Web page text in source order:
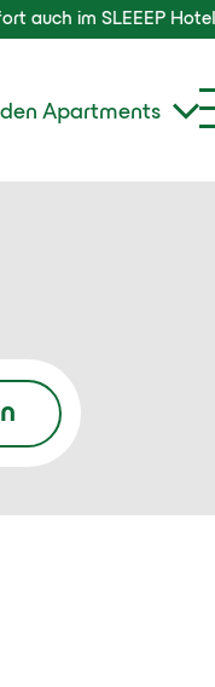
Hotel Sattledt
Apartments